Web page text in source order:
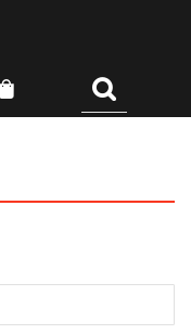
O Meu Carrinho